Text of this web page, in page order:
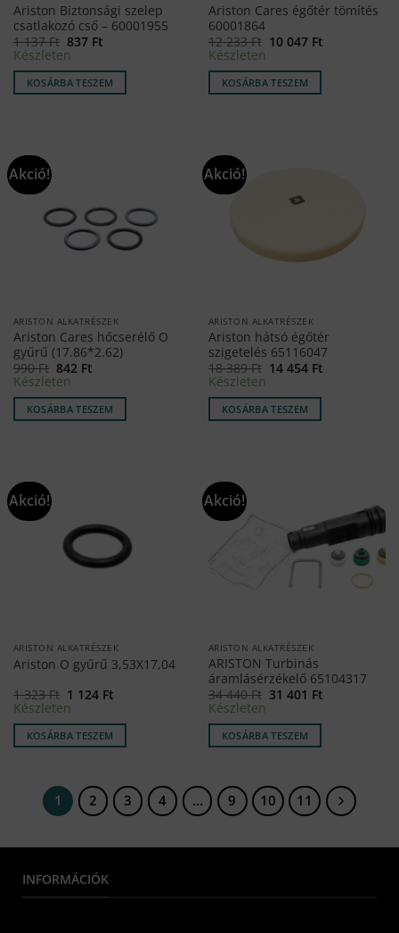
Ariston Biztonsági szelep
csatlakozó cső – 60001955
1 137Ft Original
price
was:
1
137 Ft.
837 FtCurrent
837 Ft.
Készleten
KOSÁRBA TESZEM
Ariston Cares égőtér tömítés
60001864
12 233Ft Original
12
233 Ft.
10 047 FtCurrent
Készleten
KOSÁRBA TESZEM
Akció!
ARISTON ALKATRÉSZEK
Ariston Cares hőcserélő O
gyűrű (17.86*2.62)
990Ft Original
price
was:
990 Ft.
842 FtCurrent
842 Ft.
Készleten
KOSÁRBA TESZEM
Akció!
ARISTON ALKATRÉSZEK
Ariston hátsó égőtér
szigetelés 65116047
18 389Ft Original
18
389 Ft.
14 454 FtCurrent
Készleten
KOSÁRBA TESZEM
Akció!
ARISTON ALKATRÉSZEK
Ariston O gyűrű 3,53X17,04
1 323Ft Original
price
was:
1
323 Ft.
1 124 FtCurrent
1
Készleten
KOSÁRBA TESZEM
Akció!
ARISTON ALKATRÉSZEK
ARISTON Turbinás
áramlásérzékelő 65104317
34 440Ft Original
34
440 Ft.
31 401 FtCurrent
Készleten
KOSÁRBA TESZEM
1 2 3 4 … 9 10 11
INFORMÁCIÓK